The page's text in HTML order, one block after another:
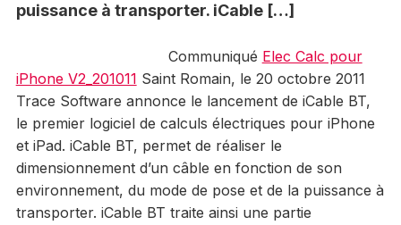
puissance à transporter. iCable […]
Communiqué Elec Calc pour
iPhone V2_201011 Saint Romain, le 20 octobre 2011
Trace Software annonce le lancement de iCable BT,
le premier logiciel de calculs électriques pour iPhone
et iPad. iCable BT, permet de réaliser le
dimensionnement d’un câble en fonction de son
environnement, du mode de pose et de la puissance à
transporter. iCable BT traite ainsi une partie